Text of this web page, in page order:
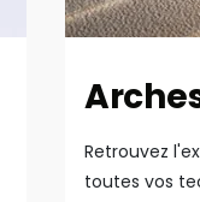
Retrouvez
toutes vos